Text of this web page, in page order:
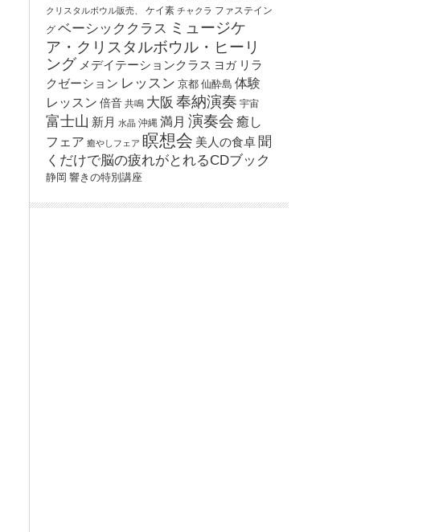
クリスタルボウル販売、 ケイ素 チャクラ ファステイン
グ ベーシッククラス ミュージケ
ア・クリスタルボウル・ヒーリ
ング メデイテーションクラス ヨガ リラ
クゼーション レッスン 京都 仙酔島 体験
レッスン 倍音 共鳴 大阪 奉納演奏 宇宙
富士山 新月 水晶 沖縄 満月 演奏会 癒し
フェア 癒やしフェア 瞑想会 美人の食卓 聞
くだけで脳の疲れがとれるCDブック
静岡 響きの特別講座